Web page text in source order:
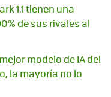
1.1 tienen una
de sus rivales al
modelo de IA del
la mayoría no lo